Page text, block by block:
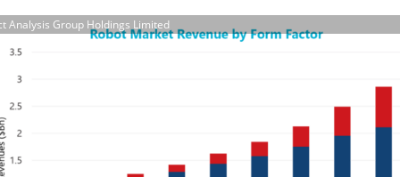
g
u
r
Analysis Group Holdings Limited